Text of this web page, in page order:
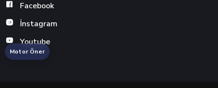
Facebook
İnstagram
Youtube
Motor Öner